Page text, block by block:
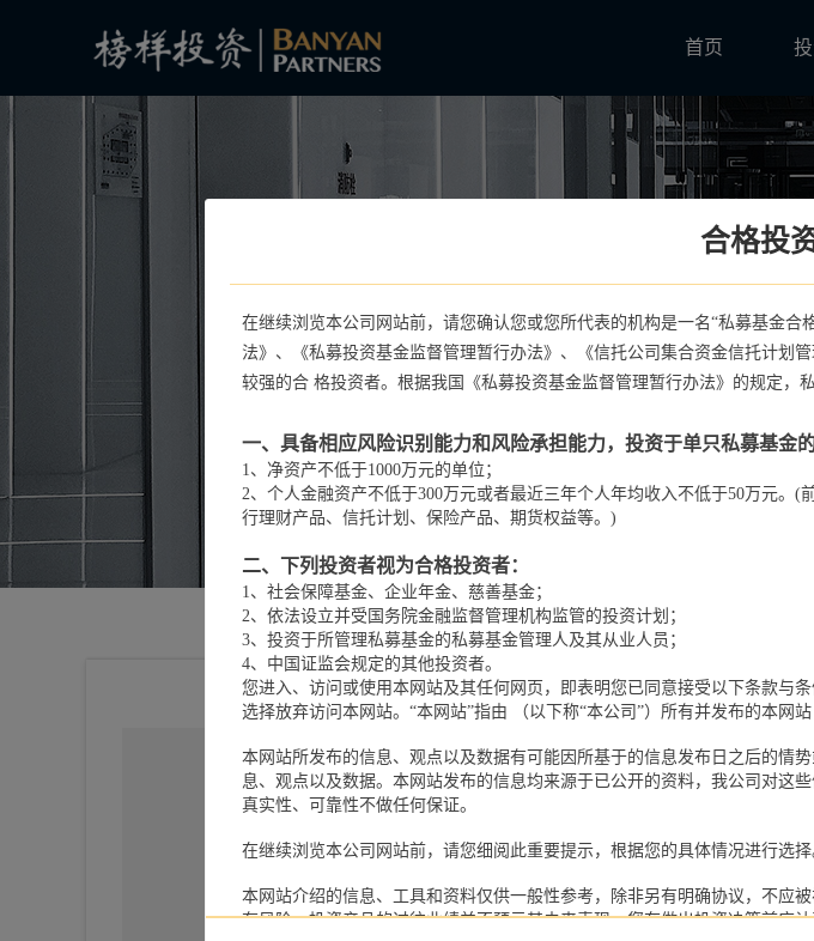
合格投
在继续浏览本公司网站前，请您确认您或您所代表的机构是一名“私募基金
法》、《私募投资基金监督管理暂行办法》、《信托公司集合资金信托计划
较强的合 格投资者。根据我国《私募投资基金监督管理暂行办法》的规定，
一、具备相应风险识别能力和风险承担能力，投资于单只私募基金
1、净资产不低于1000万元的单位；
2、个人金融资产不低于300万元或者最近三年个人年均收入不低于50万元。
行理财产品、信托计划、保险产品、期货权益等。)
二、下列投资者视为合格投资者：
1、社会保障基金、企业年金、慈善基金；
2、依法设立并受国务院金融监督管理机构监管的投资计划；
3、投资于所管理私募基金的私募基金管理人及其从业人员；
4、中国证监会规定的其他投资者。
您进入、访问或使用本网站及其任何网页，即表明您已同意接受以下条款与
选择放弃访问本网站。“本网站”指由 （以下称“本公司”）所有并发布的本网
本网站所发布的信息、观点以及数据有可能因所基于的信息发布日之后的情
息、观点以及数据。本网站发布的信息均来源于已公开的资料，我公司对这
真实性、可靠性不做任何保证。
在继续浏览本公司网站前，请您细阅此重要提示，根据您的具体情况进行选择
本网站介绍的信息、工具和资料仅供一般性参考，除非另有明确协议，不应
有风险，投资产品的过往业绩并不预示其未来表现，您在做出投资决策前应
首页
产品